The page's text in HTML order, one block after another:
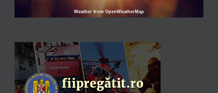
Weather from OpenWeatherMap